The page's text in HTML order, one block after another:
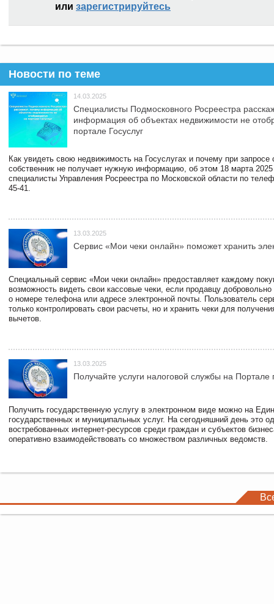
или зарегистрируйтесь
Новости по теме
14.03.2025
Специалисты Подмосковного Росреестра
информация об объектах недвижимости не
портале Госуслуг
Как увидеть свою недвижимость на Госуслугах и почему при запросе
собственник не получает нужную информацию, об этом 18 марта 2025
специалисты Управления Росреестра по Московской области по
45-41.
13.03.2025
Сервис «Мои чеки онлайн» поможет хранить
Специальный сервис «Мои чеки онлайн» предоставляет каждому
возможность видеть свои кассовые чеки, если продавцу
о номере телефона или адресе электронной почты. Пользователь
только контролировать свои расчеты, но и хранить чеки для
вычетов.
13.03.2025
Получайте услуги налоговой службы на Портале
Получить государственную услугу в электронном виде можно на
государственных и муниципальных услуг. На сегодняшний день это
востребованных интернет-ресурсов среди граждан и субъектов
оперативно взаимодействовать со множеством различных ведомств.